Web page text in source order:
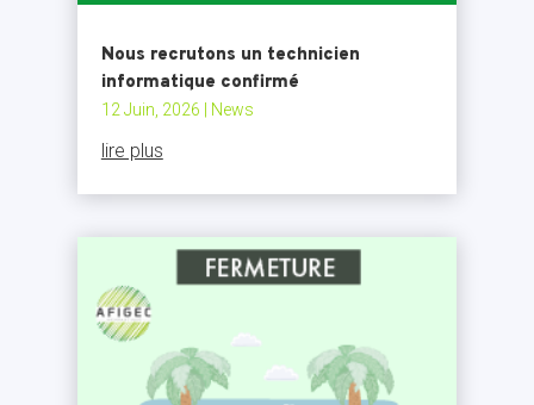
Nous recrutons un technicien
informatique confirmé
12 Juin, 2026 News
lire plus